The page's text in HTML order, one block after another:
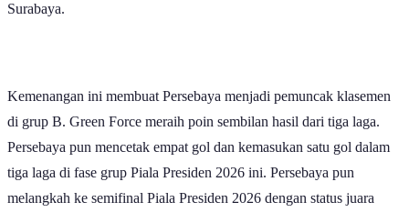
Surabaya.
Kemenangan ini membuat Persebaya menjadi pemuncak klasemen
di grup B. Green Force meraih poin sembilan hasil dari tiga laga.
Persebaya pun mencetak empat gol dan kemasukan satu gol dalam
tiga laga di fase grup Piala Presiden 2026 ini. Persebaya pun
melangkah ke semifinal Piala Presiden 2026 dengan status juara